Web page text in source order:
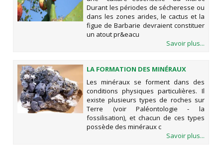
Durant les périodes de sécheresse ou
dans les zones arides, le cactus et la
figue de Barbarie devraient constituer
un atout pr&eacu
Savoir plus...
LA FORMATION DES MINÉRAUX
Les minéraux se forment dans des
conditions physiques particulières. Il
existe plusieurs types de roches sur
Terre (voir Paléontologie - la
fossilisation), et chacun de ces types
possède des minéraux c
Savoir plus...